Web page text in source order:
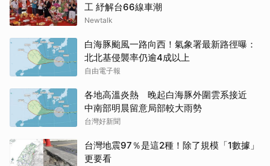
工 紓解台66線車潮
Newtalk
白海豚颱風一路向西！氣象署最新路徑曝：
北北基侵襲率仍逾4成以上
自由電子報
各地高溫炎熱 晚起白海豚外圍雲系接近
中南部明晨留意局部較大雨勢
台灣好新聞
台灣地震97％是這2種！除了規模「1數據」
更要看